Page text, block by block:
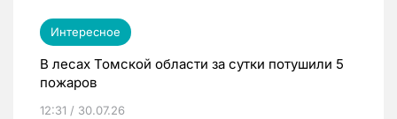
Интересное
В лесах Томской области за сутки потушили 5
пожаров
12:31 / 30.07.26